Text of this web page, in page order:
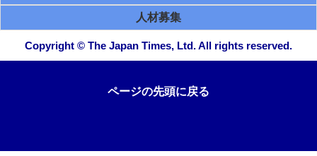
人材募集
Copyright © The Japan Times, Ltd. All rights reserved.
ページの先頭に戻る